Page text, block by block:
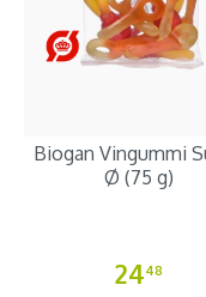
Biogan Vingummi
Ø (75 g)
2448